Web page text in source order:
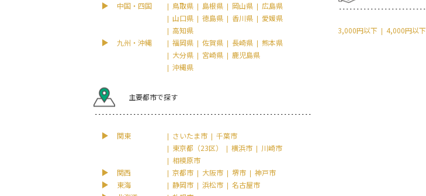
中国・四国
鳥取県 島根県 岡山県
広島県
山口県
徳島県 香川県
愛媛県
高知県
九州・沖縄
福岡県 佐賀県 長崎県
熊本県
大分県
宮崎県
鹿児島県
沖縄県
主要都市で探す
関東 さいたま市
千葉市
東京都（23区）
横浜市
川崎市
相模原市
関西
京都市 大阪市 堺市
神戸市
東海
静岡市 浜松市
名古屋市
3,000円以下 4,000円以下